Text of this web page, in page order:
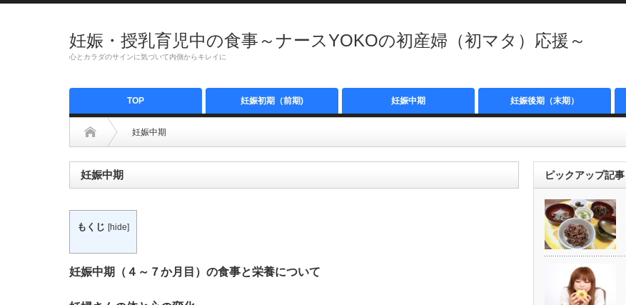
妊娠・授乳育児中の食事～ナースYOKOの初産婦（初マタ）応援～
心とカラダのサインに気づいて内側からキレイに
TOP 妊娠初期（前期) 妊娠中期 妊娠後期（末期）
妊娠中期
妊娠中期
もくじ [hide]
妊娠中期（４～７か月目）の食事と栄養について
ピックアップ記事